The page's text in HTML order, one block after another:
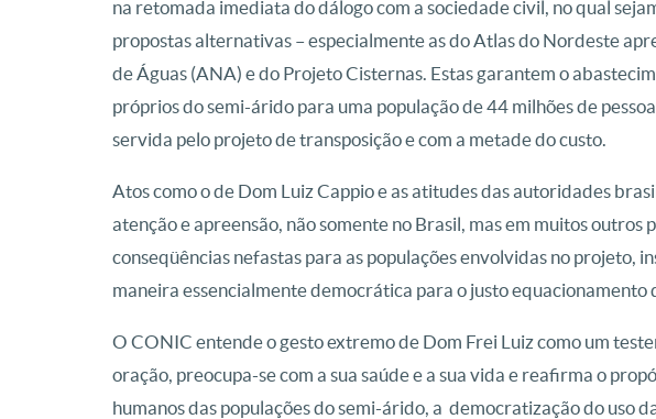
na retomada imediata do dálogo com a sociedade civil, no qual
propostas alternativas – especialmente as do Atlas do Nordeste
de Águas (ANA) e do Projeto Cisternas. Estas garantem o
próprios do semi-árido para uma população de 44 milhões de
servida pelo projeto de transposição e com a metade do custo.
Atos como o de Dom Luiz Cappio e as atitudes das autoridades
atenção e apreensão, não somente no Brasil, mas em muitos
conseqüências nefastas para as populações envolvidas no projeto,
maneira essencialmente democrática para o justo equacionamento
O CONIC entende o gesto extremo de Dom Frei Luiz como um
oração, preocupa-se com a sua saúde e a sua vida e reafirma o
humanos das populações do semi-árido, a democratização do uso